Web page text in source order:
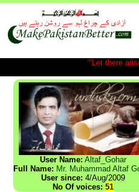
"Let there
User Name: Altaf_Gohar
Full Name: Mr. Muhammad Altaf
User since: 4/Aug/2009
No Of voices: 51